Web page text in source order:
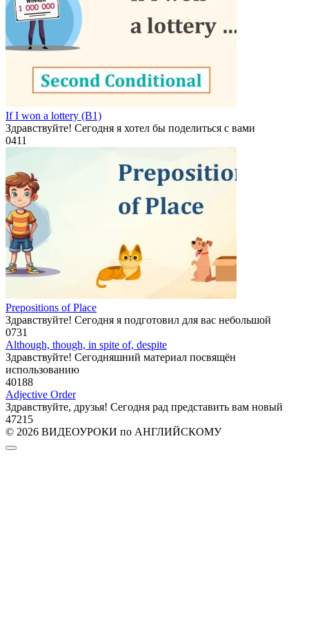
If I won a lottery (B1)
Здравствуйте! Сегодня я хотел бы поделиться с вами
0411
Prepositions of Place
Здравствуйте! Сегодня я подготовил для вас небольшой
0731
Although, though, in spite of, despite
Здравствуйте! Сегодняшний материал посвящён
использованию
40188
Adjective Order
Здравствуйте, друзья! Сегодня рад представить вам новый
47215
© 2026 ВИДЕОУРОКИ по АНГЛИЙСКОМУ